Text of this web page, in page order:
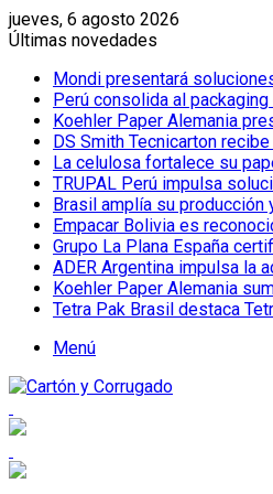
jueves, 6 agosto 2026
Últimas novedades
Mondi presentará
Perú consolida al
Koehler Paper Alemania
DS Smith Tecnicarton
La celulosa fortalece su
TRUPAL Perú impulsa
Brasil amplía su
Empacar Bolivia es
Grupo La Plana España
ADER Argentina impulsa la
Koehler Paper Alemania
Tetra Pak Brasil destaca
Menú